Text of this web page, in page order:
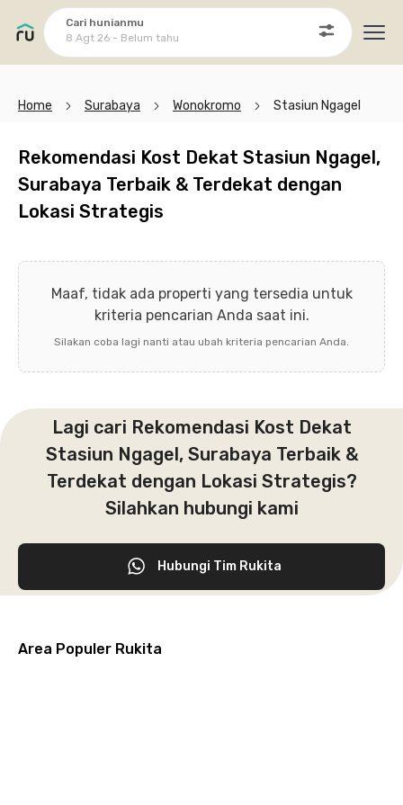
Cari hunianmu
8 Agt 26 - Belum tahu
Home Surabaya Wonokromo Stasiun Ngagel
Rekomendasi Kost Dekat Stasiun Ngagel,
Surabaya Terbaik & Terdekat dengan
Lokasi Strategis
Maaf, tidak ada properti yang tersedia untuk
kriteria pencarian Anda saat ini.
Silakan coba lagi nanti atau ubah kriteria pencarian Anda.
Lagi cari Rekomendasi Kost Dekat
Stasiun Ngagel, Surabaya Terbaik &
Terdekat dengan Lokasi Strategis?
Silahkan hubungi kami
Hubungi Tim Rukita
Area Populer Rukita